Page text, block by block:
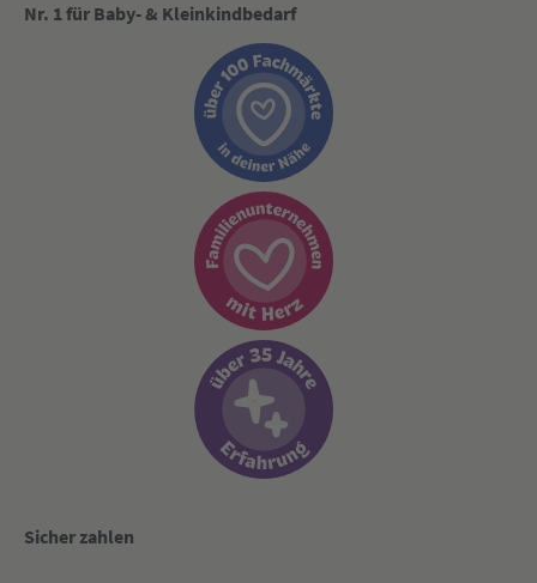
Nr. 1 für Baby- & Kleinkindbedarf
Sicher zahlen